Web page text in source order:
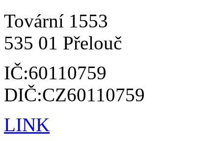
Tovární 1553
535 01 Přelouč
IČ:60110759
DIČ:CZ60110759
LINK